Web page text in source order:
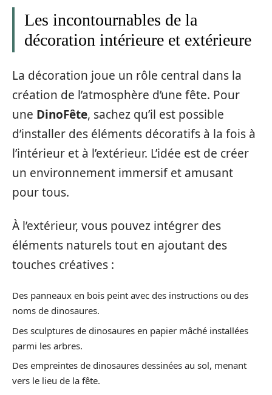
Les incontournables de la
décoration intérieure et extérieure
La décoration joue un rôle central dans la
création de l’atmosphère d’une fête. Pour
une DinoFête, sachez qu’il est possible
d’installer des éléments décoratifs à la fois à
l’intérieur et à l’extérieur. L’idée est de créer
un environnement immersif et amusant
pour tous.
À l’extérieur, vous pouvez intégrer des
éléments naturels tout en ajoutant des
touches créatives :
Des panneaux en bois peint avec des instructions ou des
noms de dinosaures.
Des sculptures de dinosaures en papier mâché installées
parmi les arbres.
Des empreintes de dinosaures dessinées au sol, menant
vers le lieu de la fête.